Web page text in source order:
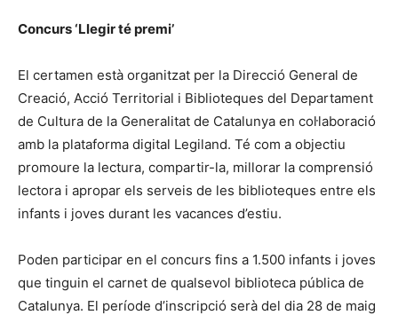
Concurs ‘Llegir té premi’
El certamen està organitzat per la Direcció General de
Creació, Acció Territorial i Biblioteques del Departament
de Cultura de la Generalitat de Catalunya en col·laboració
amb la plataforma digital Legiland. Té com a objectiu
promoure la lectura, compartir-la, millorar la comprensió
lectora i apropar els serveis de les biblioteques entre els
infants i joves durant les vacances d’estiu.
Poden participar en el concurs fins a 1.500 infants i joves
que tinguin el carnet de qualsevol biblioteca pública de
Catalunya. El període d’inscripció serà del dia 28 de maig